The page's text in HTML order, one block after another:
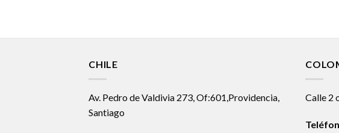
CHILE
Av. Pedro de Valdivia 273, Of:601,Providencia,
Santiago
Calle 2